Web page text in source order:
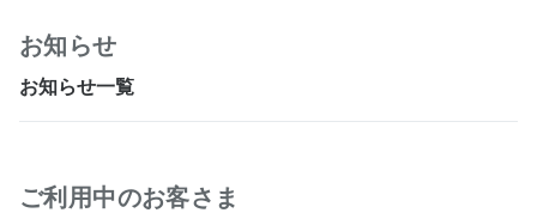
お知らせ
お知らせ一覧
ご利用中のお客さま